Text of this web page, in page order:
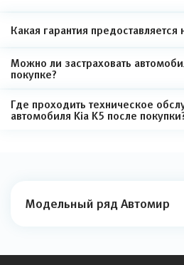
Какая гарантия предоставляется
Можно ли застраховать
покупке?
Где проходить техническое
автомобиля Kia K5 после
Модельный ряд Автомир